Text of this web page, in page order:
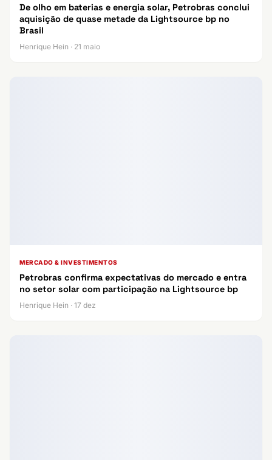
De olho em baterias e energia solar, Petrobras conclui
aquisição de quase metade da Lightsource bp no
Brasil
Henrique Hein · 21 maio
MERCADO & INVESTIMENTOS
Petrobras confirma expectativas do mercado e entra
no setor solar com participação na Lightsource bp
Henrique Hein · 17 dez